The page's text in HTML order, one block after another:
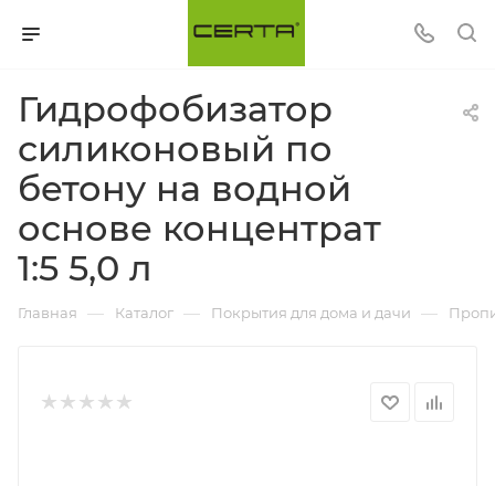
Гидрофобизатор
силиконовый по
бетону на водной
основе концентрат
1:5 5,0 л
Главная — Каталог — Покрытия для дома и дачи —